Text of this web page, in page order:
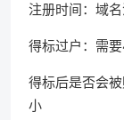
注册时间：域
得标过户：需
得标后是否会
小